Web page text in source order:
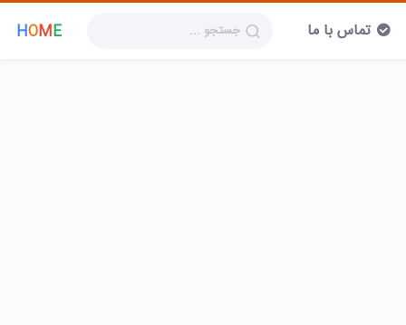
HOME تماس با ما